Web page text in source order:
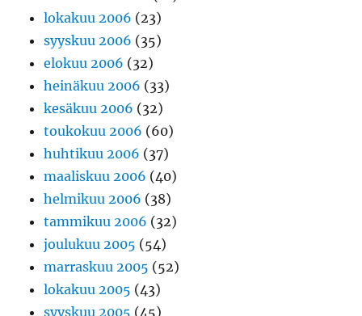
lokakuu 2006 (23)
syyskuu 2006 (35)
elokuu 2006 (32)
heinäkuu 2006 (33)
kesäkuu 2006 (32)
toukokuu 2006 (60)
huhtikuu 2006 (37)
maaliskuu 2006 (40)
helmikuu 2006 (38)
tammikuu 2006 (32)
joulukuu 2005 (54)
marraskuu 2005 (52)
lokakuu 2005 (43)
syyskuu 2005 (45)